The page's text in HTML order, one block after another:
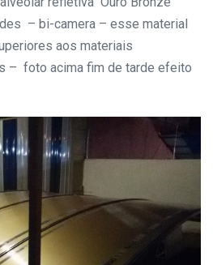
– bi-camera – esse material
aos materiais
– foto acima fim de tarde efeito